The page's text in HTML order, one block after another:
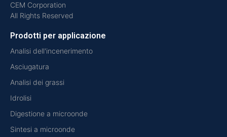
CEM Corporation
All Rights Reserved
Prodotti per applicazione
Analisi dell'incenerimento
Asciugatura
Analisi dei grassi
Idrolisi
Digestione a microonde
Sintesi a microonde